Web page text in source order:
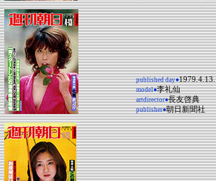
published day●1979.4.13.
model●李礼仙
artdirector●長友啓典
publisher●朝日新聞社